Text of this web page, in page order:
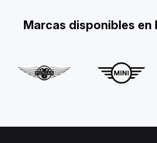
Marcas disponibles en